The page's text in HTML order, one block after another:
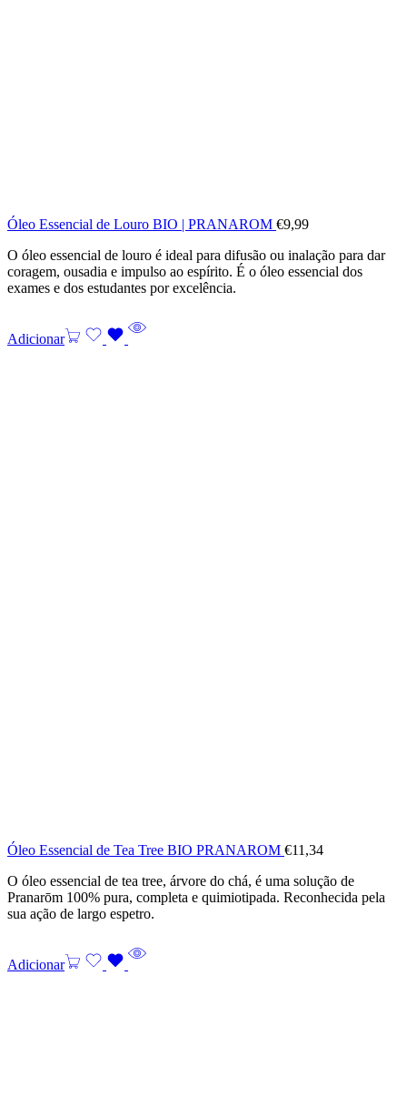
Óleo Essencial de Louro BIO | PRANAROM €9,99
O óleo essencial de louro é ideal para difusão ou inalação para dar
coragem, ousadia e impulso ao espírito. É o óleo essencial dos
exames e dos estudantes por excelência.
Adicionar
Óleo Essencial de Tea Tree BIO PRANAROM €11,34
O óleo essencial de tea tree, árvore do chá, é uma solução de
Pranarōm 100% pura, completa e quimiotipada. Reconhecida pela
sua ação de largo espetro.
Adicionar